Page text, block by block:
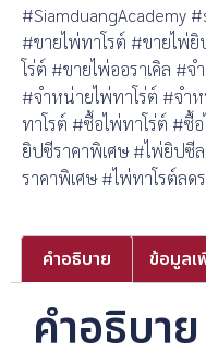
#SiamduangAcademy
#ขายไพ่ทาโรต์ #ขายไพ่
โร่ต์ #ขายไพ่ออราเคิล #
#จำหน่ายไพ่ทาโร่ต์ #จำ
ทาโรต์ #ซื้อไพ่ทาโร่ต์ #ซื้
ยิปซีราคาพิเศษ #ไพ่ยิปซี
ราคาพิเศษ #ไพ่ทาโรต์ลด
คำอธิบาย ข้อมูลเ
คำอธิบาย